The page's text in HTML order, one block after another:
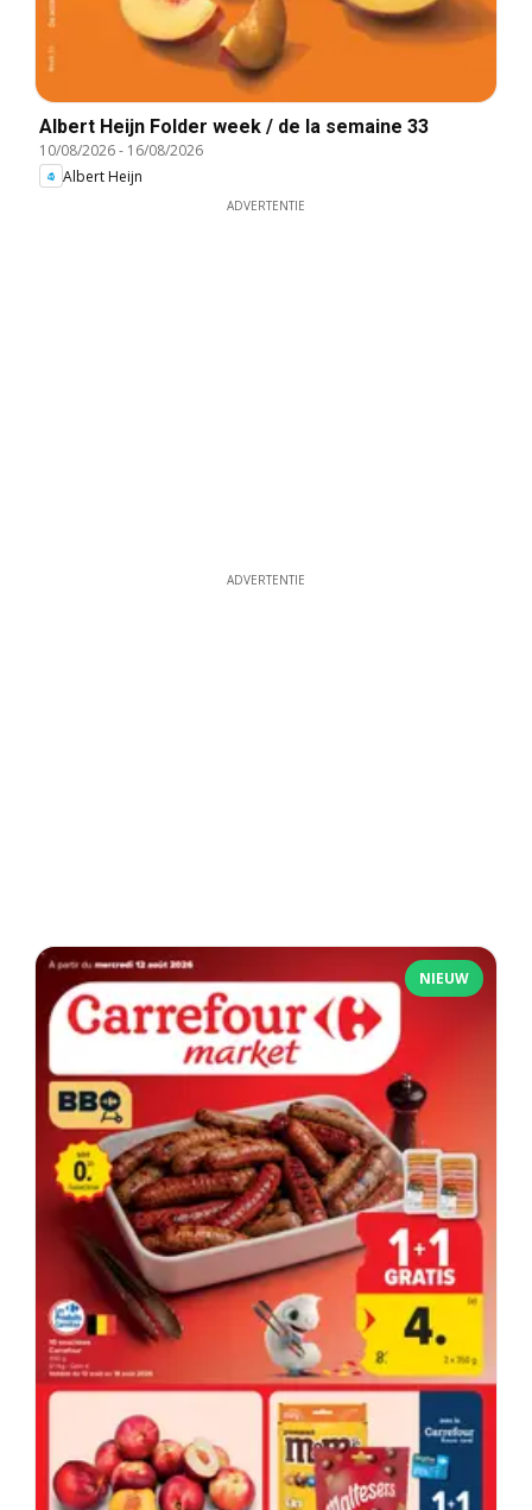
Albert Heijn Folder week / de la semaine 33
10/08/2026- 16/08/2026
Albert Heijn
ADVERTENTIE
ADVERTENTIE
NIEUW